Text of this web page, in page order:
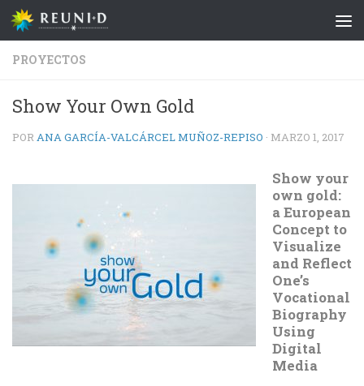
Saltar al contenido
PROYECTOS
Show Your Own Gold
PORANA GARCÍA-VALCÁRCEL MUÑOZ-REPISO · MARZO 1, 2017
Show your
own gold:
a European
Concept to
Visualize
and Reflect
One’s
Vocational
Biography
Using
Digital
Media